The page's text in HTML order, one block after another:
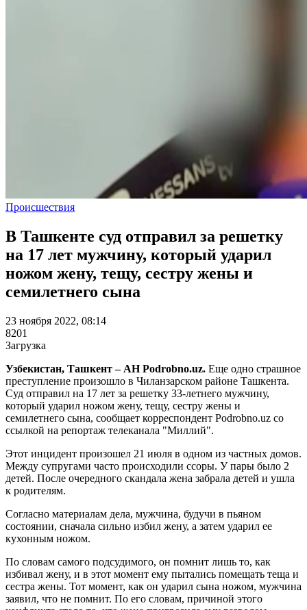
Происшествия
В Ташкенте суд отправил за решетку
на 17 лет мужчину, который ударил
ножом жену, тещу, сестру жены и
семилетнего сына
23 ноября 2022, 08:14
8201
Загрузка
Узбекистан, Ташкент – АН Podrobno.uz. Еще одно страшное
преступление произошло в Чиланзарском районе Ташкента.
Суд отправил на 17 лет за решетку 33-летнего мужчину,
который ударил ножом жену, тещу, сестру жены и
семилетнего сына, сообщает корреспондент Podrobno.uz со
ссылкой на репортаж телеканала "Миллий".
Этот инцидент произошел 21 июля в одном из частных домов.
Между супругами часто происходили ссоры. У пары было 2
детей. После очередного скандала жена забрала детей и ушла
к родителям.
Согласно материалам дела, мужчина, будучи в пьяном
состоянии, сначала сильно избил жену, а затем ударил ее
кухонным ножом.
По словам самого подсудимого, он помнит лишь то, как
избивал жену, и в этот момент ему пытались помещать теща и
сестра жены. Тот момент, как он ударил сына ножом, мужчина
заявил, что не помнит. По его словам, причиной этого